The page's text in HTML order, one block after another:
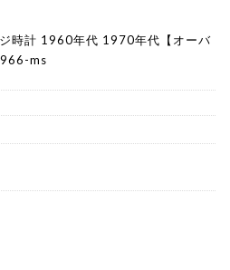
時計 1960年代 1970年代【オーバ
ms